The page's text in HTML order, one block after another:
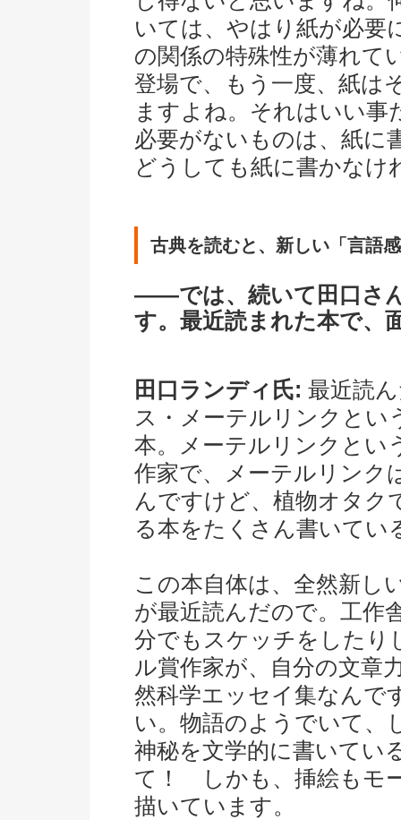
いては、やはり紙が必要
の関係の特殊性が薄れて
登場で、もう一度、紙は
ますよね。それはいい事
必要がないものは、紙に
どうしても紙に書かな
古典を読むと、新しい「言語
――では、続いて田口さ
す。最近読まれた本で、
田口ランディ氏: 最近読
ス・メーテルリンクとい
本。メーテルリンクとい
作家で、メーテルリンク
んですけど、植物オタク
る本をたくさん書いてい
この本自体は、全然新し
が最近読んだので。工作
分でもスケッチをしたり
ル賞作家が、自分の文章
然科学エッセイ集なんで
い。物語のようでいて、
神秘を文学的に書いてい
て！ しかも、挿絵もモ
描いています。